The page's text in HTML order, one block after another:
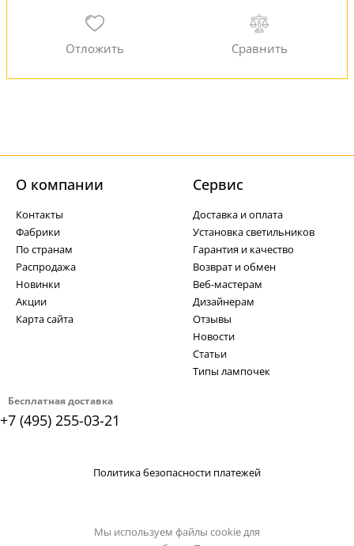
Бесплатная доставка
+7 (495) 255-03-21
О компании
Контакты
Фабрики
По странам
Распродажа
Новинки
Акции
Карта сайта
Cервис
Доставка и оплата
Установка светильников
Гарантия и качество
Возврат и обмен
Веб-мастерам
Дизайнерам
Отзывы
Новости
Статьи
Типы лампочек
Политика безопасности платежей
Мы используем файлы cookie для